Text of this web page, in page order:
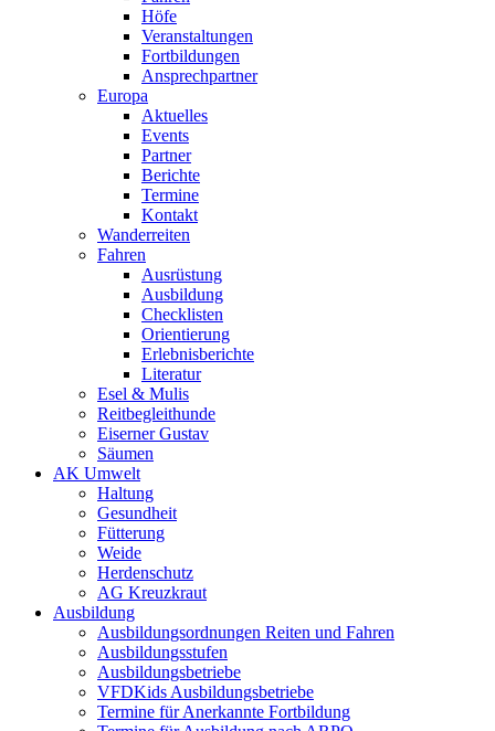
Höfe
Veranstaltungen
Fortbildungen
Ansprechpartner
Europa
Aktuelles
Events
Partner
Berichte
Termine
Kontakt
Wanderreiten
Fahren
Ausrüstung
Ausbildung
Checklisten
Orientierung
Erlebnisberichte
Literatur
Esel & Mulis
Reitbegleithunde
Eiserner Gustav
Säumen
AK Umwelt
Haltung
Gesundheit
Fütterung
Weide
Herdenschutz
AG Kreuzkraut
Ausbildung
Ausbildungsordnungen Reiten und Fahren
Ausbildungsstufen
Ausbildungsbetriebe
VFDKids Ausbildungsbetriebe
Termine für Anerkannte Fortbildung